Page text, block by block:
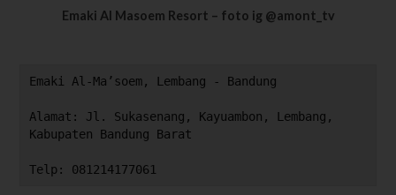
Emaki Al Masoem Resort – foto ig @amont_tv
Emaki Al-Ma’soem, Lembang - Bandung
Alamat: Jl. Sukasenang, Kayuambon, Lembang,
Kabupaten Bandung Barat
Telp: 081214177061